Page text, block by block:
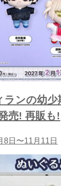
ランの幼少
売! 再販も!
8日〜11月11日